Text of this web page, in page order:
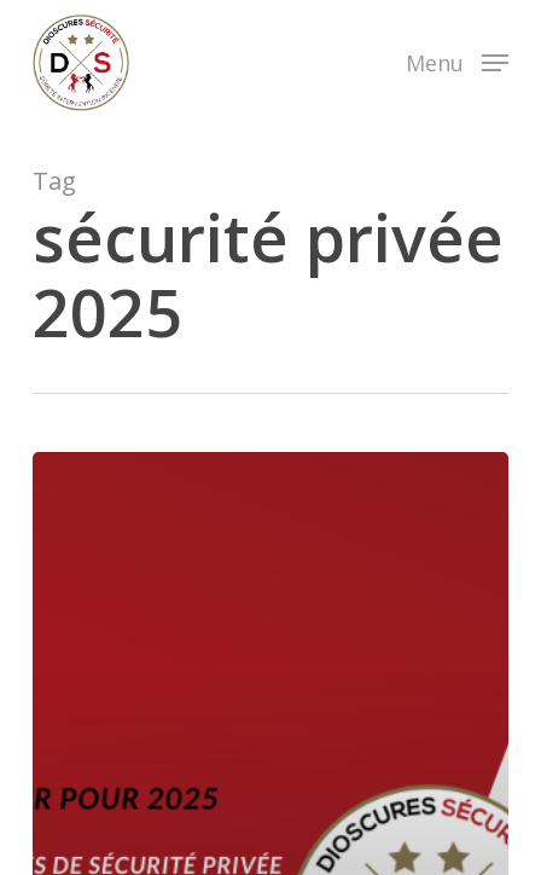
main
content
Menu
Tag
sécurité privée
2025